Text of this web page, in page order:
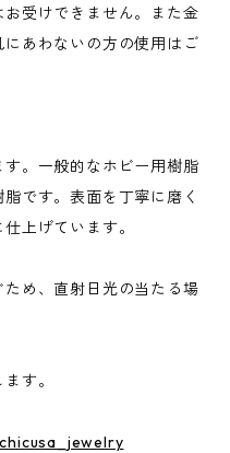
受けできません。また金
あわないの方の使用はご
。一般的なホビー用樹脂
です。表面を丁寧に磨く
上げています。
め、直射日光の当たる場
す。